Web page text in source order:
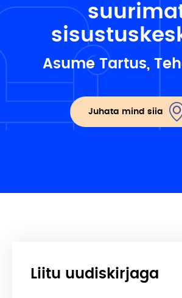
Asume Tartus,
Juhata mind siia
Liitu uudiskirjaga